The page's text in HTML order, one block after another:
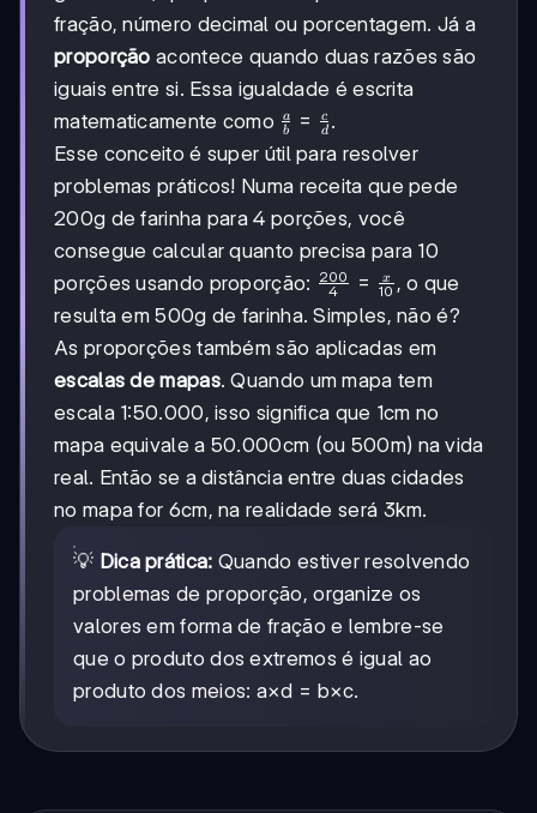
fração, número decimal ou porcentagem. Já a
proporção acontece quando duas razões são
iguais entre si. Essa igualdade é escrita
matematicamente como \frac{a}
{b}=\frac{c}
{d}
b
a = d
c .
Esse conceito é super útil para resolver
problemas práticos! Numa receita que pede
200g de farinha para 4 porções, você
consegue calcular quanto precisa para 10
porções usando proporção: \frac{200}
{4}=\frac{x}
{10}
4
200 = 10
x , o que
resulta em 500g de farinha. Simples, não é?
As proporções também são aplicadas em
escalas de mapas. Quando um mapa tem
escala 1:50.000, isso significa que 1cm no
mapa equivale a 50.000cm (ou 500m) na vida
real. Então se a distância entre duas cidades
no mapa for 6cm, na realidade será 3km.
💡 Dica prática: Quando estiver resolvendo
problemas de proporção, organize os
valores em forma de fração e lembre-se
que o produto dos extremos é igual ao
produto dos meios: a×d = b×c.